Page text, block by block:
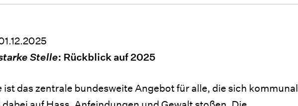
Stelle: Rückblick auf 2025
ist das zentrale bundesweite Angebot für alle, die sich kommunal